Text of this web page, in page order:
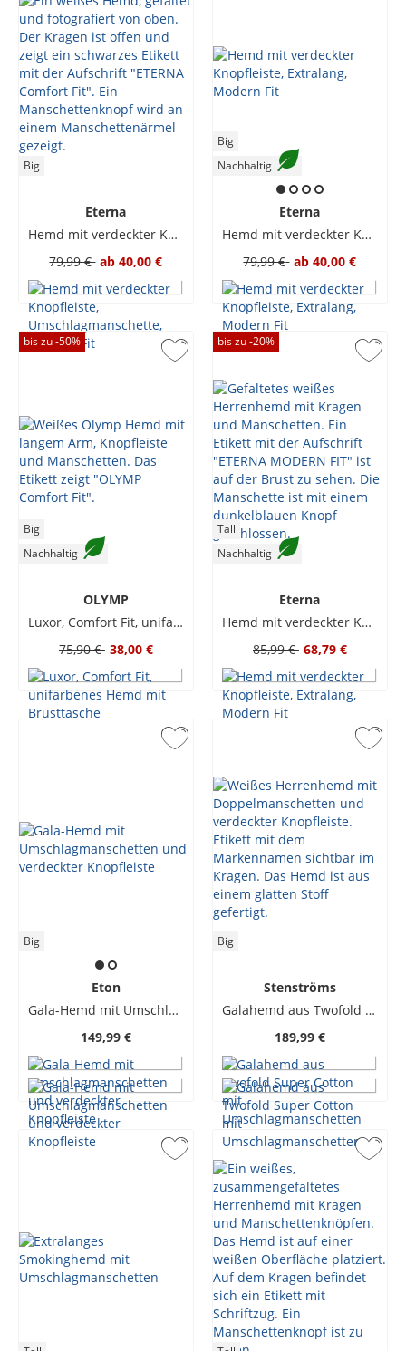
Big
Eterna
Hemd mit verdeckter Knopfleiste, Umschlagmanschette, Comfort Fit
79,99 € ab 40,00 €
Big
Nachhaltig
Eterna
Hemd mit verdeckter Knopfleiste, Extralang, Modern Fit
79,99 € ab 40,00 €
bis zu -50%
Big
Nachhaltig
OLYMP
Luxor, Comfort Fit, unifarbenes Hemd mit Brusttasche
75,90 € 38,00 €
bis zu -20%
Tall
Nachhaltig
Eterna
Hemd mit verdeckter Knopfleiste, Extralang, Modern Fit
85,99 € 68,79 €
Big
Eton
Gala-Hemd mit Umschlagmanschetten und verdeckter Knopfleiste
149,99 €
Big
Stenströms
Galahemd aus Twofold Super Cotton mit Umschlagmanschetten
189,99 €